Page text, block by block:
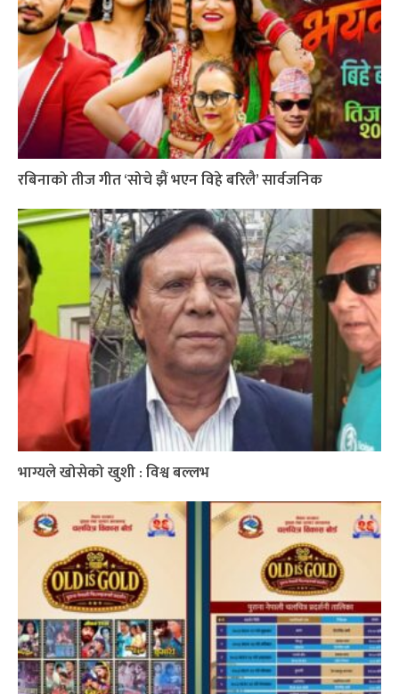
रबिनाको तीज गीत ‘सोचे झैं भएन विहे बरिलै’ सार्वजनिक
भाग्यले खोसेको खुशी : विश्व बल्लभ